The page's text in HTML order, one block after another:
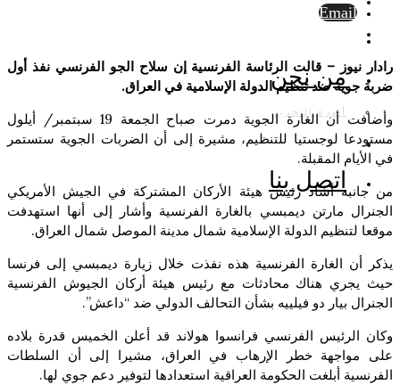
من نحن
أسرة التحرير
اتصل بنا
Email
رادار نيوز – قالت الرئاسة الفرنسية إن سلاح الجو الفرنسي نفذ أول
ضربة جوية ضد تنظيم الدولة الإسلامية في العراق.
وأضافت أن الغارة الجوية دمرت صباح الجمعة 19 سبتمبر/ أيلول
مستودعا لوجستيا للتنظيم، مشيرة إلى أن الضربات الجوية ستستمر
في الأيام المقبلة.
من جانبه أشاد رئيس هيئة الأركان المشتركة في الجيش الأمريكي
الجنرال مارتن ديمبسي بالغارة الفرنسية وأشار إلى أنها استهدفت
موقعا لتنظيم الدولة الإسلامية شمال مدينة الموصل شمال العراق.
يذكر أن الغارة الفرنسية هذه نفذت خلال زيارة ديمبسي إلى فرنسا
حيث يجري هناك محادثات مع رئيس هيئة أركان الجيوش الفرنسية
الجنرال بيار دو فيلييه بشأن التحالف الدولي ضد “داعش”.
وكان الرئيس الفرنسي فرانسوا هولاند قد أعلن الخميس قدرة بلاده
على مواجهة خطر الإرهاب في العراق، مشيرا إلى أن السلطات
الفرنسية أبلغت الحكومة العراقية استعدادها لتوفير دعم جوي لها.